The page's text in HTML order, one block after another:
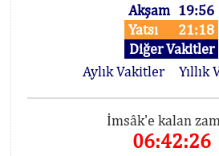
Akşam 19:56
Yatsı
21:18
Diğer Vakitler
Aylık Vakitler
Yıllık
İmsâk'e kalan
06:42:26